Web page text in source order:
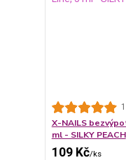
X-NAILS
ml - SILKY PEACH
109 Kč/ks